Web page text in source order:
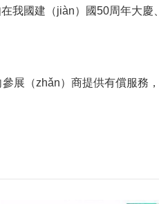
我國建（jiàn）國50周年大
展（zhǎn）商提供有償服